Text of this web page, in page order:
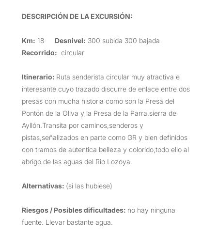
DESCRIPCIÓN DE LA EXCURSIÓN:
Km: 18 Desnivel: 300 subida 300 bajada
Recorrido: circular
Itinerario: Ruta senderista circular muy atractiva e
interesante cuyo trazado discurre de enlace entre dos
presas con mucha historia como son la Presa del
Pontón de la Oliva y la Presa de la Parra,sierra de
Ayllón.Transita por caminos,senderos y
pistas,señalizados en parte como GR y bien definidos
con tramos de autentica belleza y colorido,todo ello al
abrigo de las aguas del Rio Lozoya.
Alternativas: (si las hubiese)
Riesgos / Posibles dificultades: no hay ninguna
fuente. Llevar bastante agua.